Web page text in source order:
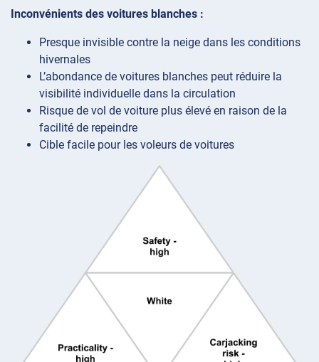
Inconvénients des voitures blanches :
Presque invisible contre la neige dans les conditions
hivernales
L’abondance de voitures blanches peut réduire la
visibilité individuelle dans la circulation
Risque de vol de voiture plus élevé en raison de la
facilité de repeindre
Cible facile pour les voleurs de voitures